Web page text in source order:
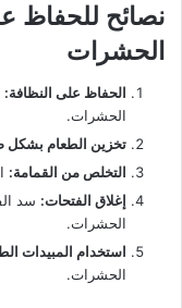
نصائح للحفاظ
الحشرات
الحفاظ على النظافة:
الحشرات.
تخزين الطعام بشكل
التخلص من القمامة:
إغلاق الفتحات: سد
الحشرات.
استخدام المبيدات
الحشرات.